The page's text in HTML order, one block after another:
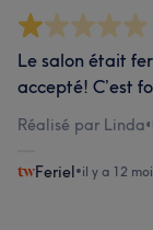
Le salon était
accepté! C’est
Réalisé par Linda•
Feriel•il y a 12